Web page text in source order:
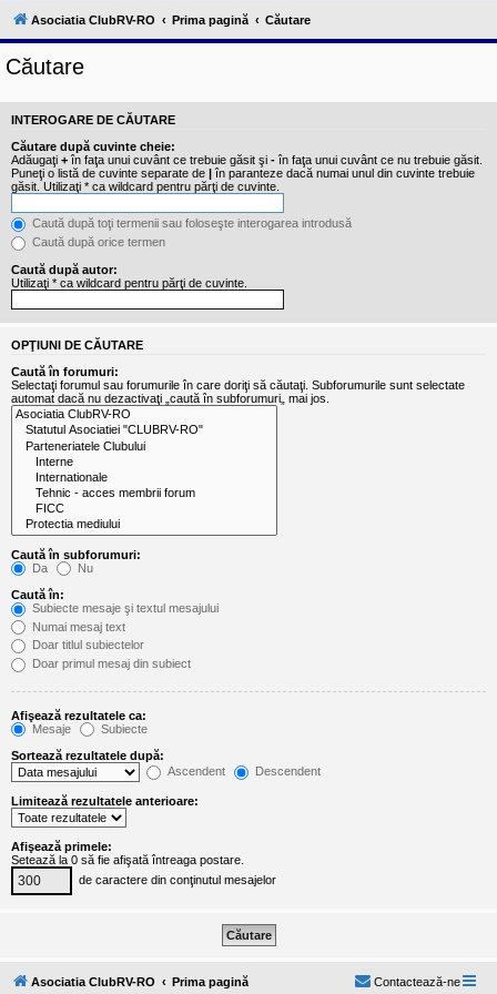
l
u
V
o
m
u
n
i
t
t
e
p
o
e
o
i
l
o
r
d
e
u
o
t
s
a
u
t
o
r
u
t
e
d
i
n
R
o
m
a
n
i
a
Asociatia ClubRV-RO Prima pagină Căutare
Căutare
INTEROGARE DE CĂUTARE
Căutare după cuvinte cheie:
Adăugaţi + în faţa unui cuvânt ce trebuie găsit şi - în faţa unui cuvânt ce nu trebuie găsit.
Puneţi o listă de cuvinte separate de
în paranteze dacă numai unul din cuvinte trebuie
găsit. Utilizaţi * ca wildcard pentru părţi de cuvinte.
Caută după toţi termenii sau foloseşte interogarea introdusă
Caută după orice termen
Caută după autor:
Utilizaţi * ca wildcard pentru părţi de cuvinte.
OPŢIUNI DE CĂUTARE
Caută în forumuri:
Selectaţi forumul sau forumurile în care doriţi să căutaţi. Subforumurile sunt selectate
automat dacă nu dezactivaţi „caută în subforumuri„ mai jos.
Caută în subforumuri:
Da
Nu
Caută în:
Subiecte mesaje şi textul mesajului
Numai mesaj text
Doar titlul subiectelor
Doar primul mesaj din subiect
Afişează rezultatele ca:
Mesaje
Subiecte
Sortează rezultatele după:
Ascendent
Descendent
Limitează rezultatele anterioare:
Afişează primele:
Setează la 0 să fie afişată întreaga postare.
de caractere din conţinutul mesajelor
Asociatia ClubRV-RO Prima pagină Contactează-ne